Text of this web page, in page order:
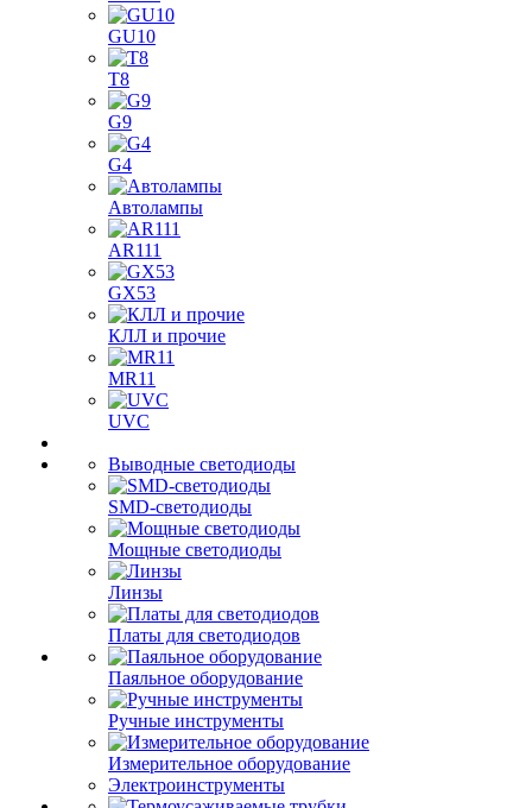
GU10
T8
G9
G4
Автолампы
AR111
GX53
КЛЛ и прочие
MR11
UVC
Выводные светодиоды
SMD-светодиоды
Мощные светодиоды
Линзы
Платы для светодиодов
Паяльное оборудование
Ручные инструменты
Измерительное оборудование
Электроинструменты